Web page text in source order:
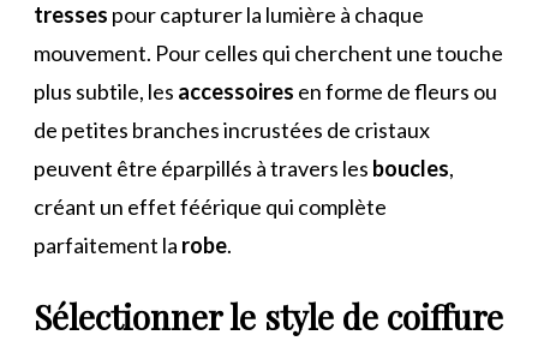
tresses pour capturer la lumière à chaque
mouvement. Pour celles qui cherchent une touche
plus subtile, les accessoires en forme de fleurs ou
de petites branches incrustées de cristaux
peuvent être éparpillés à travers les boucles,
créant un effet féérique qui complète
parfaitement la robe.
Sélectionner le style de coiffure